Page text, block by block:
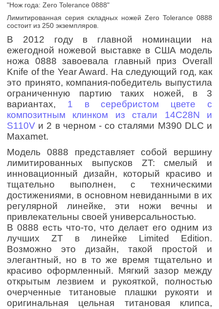
"Нож года: Zero Tolerance 0888"
Лимитированная серия складных ножей Zero Tolerance 0888
состоит из 250 экземпляров.
В 2012 году в главной номинации на
ежегодной ножевой выставке в США модель
ножа 0888 завоевала главный приз Overall
Knife of the Year Award. На следующий год, как
это принято, компания-победитель выпустила
ограниченную партию таких ножей, в 3
вариантах, 1 в серебристом цвете с
композитным клинком из стали 14C28N и
S110V и 2 в черном - со сталями M390 DLC и
Maxamet.
Модель 0888 представляет собой вершину
лимитированных выпусков ZT: смелый и
инновационный дизайн, который красиво и
тщательно выполнен, с техническими
достижениями, в основном невиданными в их
регулярной линейке, эти ножи вечны и
привлекательны своей универсальностью.
В 0888 есть что-то, что делает его одним из
лучших ZT в линейке Limited Edition.
Возможно это дизайн, такой простой и
элегантный, но в то же время тщательно и
красиво оформленный. Мягкий зазор между
открытым лезвием и рукояткой, полностью
очерченные титановые плашки рукояти и
оригинальная цельная титановая клипса,